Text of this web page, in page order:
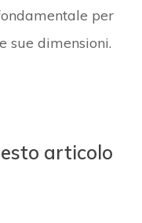
per
sue dimensioni.
articolo